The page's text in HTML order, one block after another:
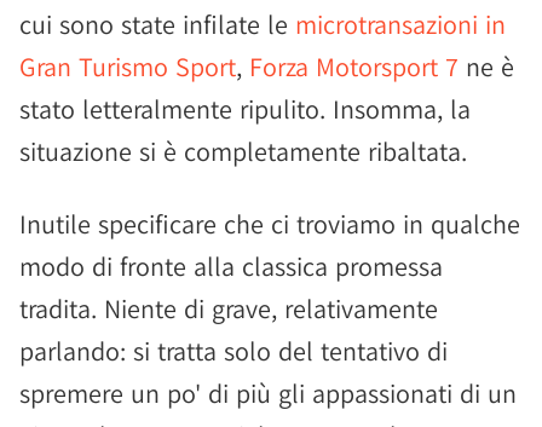
cui sono state infilate le microtransazioni in
Gran Turismo Sport, Forza Motorsport 7 ne è
stato letteralmente ripulito. Insomma, la
situazione si è completamente ribaltata.
Inutile specificare che ci troviamo in qualche
modo di fronte alla classica promessa
tradita. Niente di grave, relativamente
parlando: si tratta solo del tentativo di
spremere un po' di più gli appassionati di un